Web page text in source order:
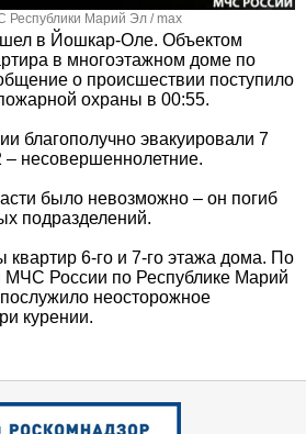
Республики Марий Эл / max
в Йошкар-Оле. Объектом
в многоэтажном доме по
о происшествии поступило
охраны в 00:55.
благополучно эвакуировали 7
– несовершеннолетние.
было невозможно – он погиб
подразделений.
6-го и 7-го этажа дома. По
МЧС России по Республике Марий
неосторожное
курении.